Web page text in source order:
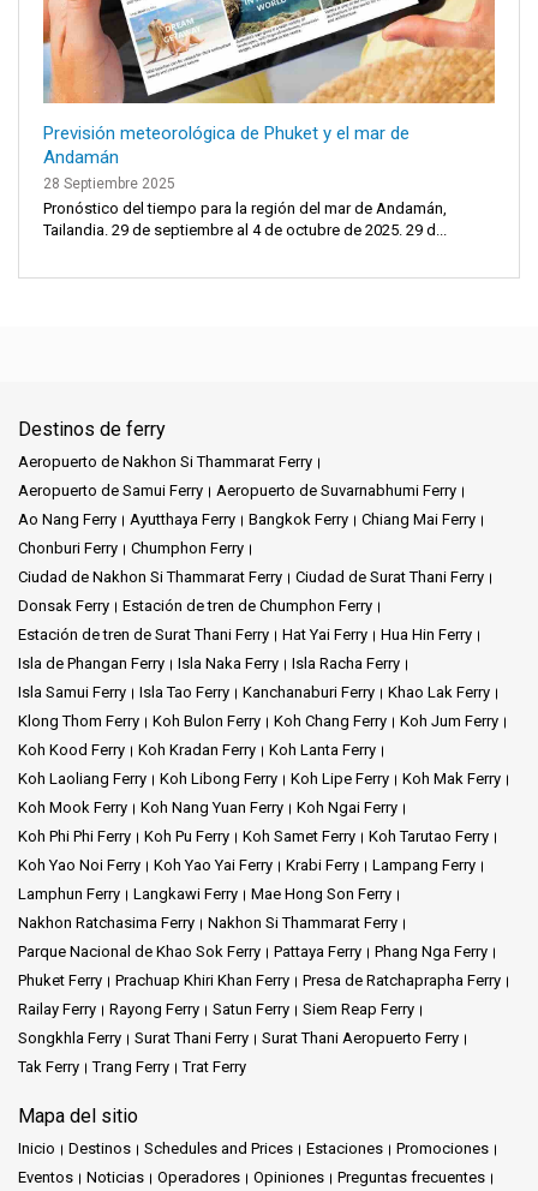
Previsión meteorológica de Phuket y el mar de
Andamán
28 Septiembre 2025
Pronóstico del tiempo para la región del mar de Andamán,
Tailandia. 29 de septiembre al 4 de octubre de 2025. 29 d...
Destinos de ferry
Aeropuerto de Nakhon Si Thammarat Ferry
Aeropuerto de Samui Ferry
Aeropuerto de Suvarnabhumi Ferry
Ao Nang Ferry
Ayutthaya Ferry Bangkok Ferry
Chiang Mai Ferry
Chonburi Ferry
Chumphon Ferry
Ciudad de Nakhon Si Thammarat Ferry
Ciudad de Surat Thani Ferry
Donsak Ferry
Estación de tren de Chumphon Ferry
Estación de tren de Surat Thani Ferry
Hat Yai Ferry
Hua Hin Ferry
Isla de Phangan Ferry
Isla Naka Ferry
Isla Racha Ferry
Isla Samui Ferry
Isla Tao Ferry Kanchanaburi Ferry
Khao Lak Ferry
Klong Thom Ferry
Koh Bulon Ferry Koh Chang Ferry
Koh Jum Ferry
Koh Kood Ferry
Koh Kradan Ferry
Koh Lanta Ferry
Koh Laoliang Ferry
Koh Libong Ferry Koh Lipe Ferry
Koh Mak Ferry
Koh Mook Ferry
Koh Nang Yuan Ferry
Koh Ngai Ferry
Koh Phi Phi Ferry
Koh Pu Ferry Koh Samet Ferry
Koh Tarutao Ferry
Koh Yao Noi Ferry
Koh Yao Yai Ferry Krabi Ferry
Lampang Ferry
Lamphun Ferry
Langkawi Ferry
Mae Hong Son Ferry
Nakhon Ratchasima Ferry
Nakhon Si Thammarat Ferry
Parque Nacional de Khao Sok Ferry
Pattaya Ferry
Phang Nga Ferry
Phuket Ferry
Prachuap Khiri Khan Ferry
Presa de Ratchaprapha Ferry
Railay Ferry
Rayong Ferry Satun Ferry
Siem Reap Ferry
Songkhla Ferry
Surat Thani Ferry
Surat Thani Aeropuerto Ferry
Tak Ferry
Trang Ferry Trat Ferry
Mapa del sitio
Inicio Destinos Schedules and Prices Estaciones
Promociones
Eventos
Noticias Operadores Opiniones
Preguntas frecuentes